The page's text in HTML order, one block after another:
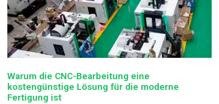
Warum die CNC-Bearbeitung eine
kostengünstige Lösung für die moderne
Fertigung ist